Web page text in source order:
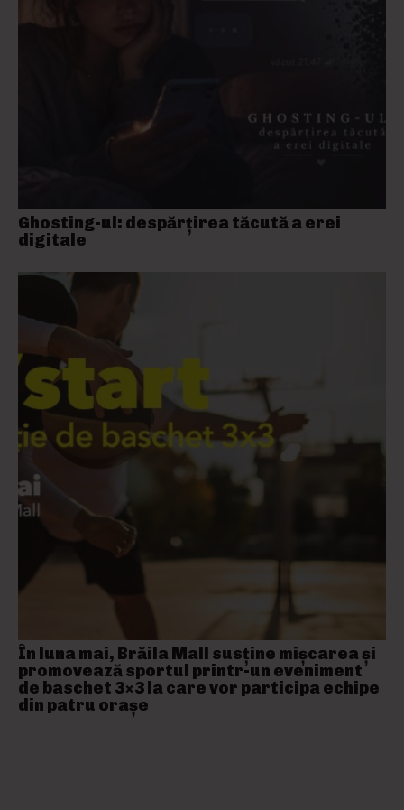
Ghosting-ul: despărțirea tăcută a erei
digitale
În luna mai, Brăila Mall susține mişcarea și
promovează sportul printr-un eveniment
de baschet 3×3 la care vor participa echipe
din patru orașe